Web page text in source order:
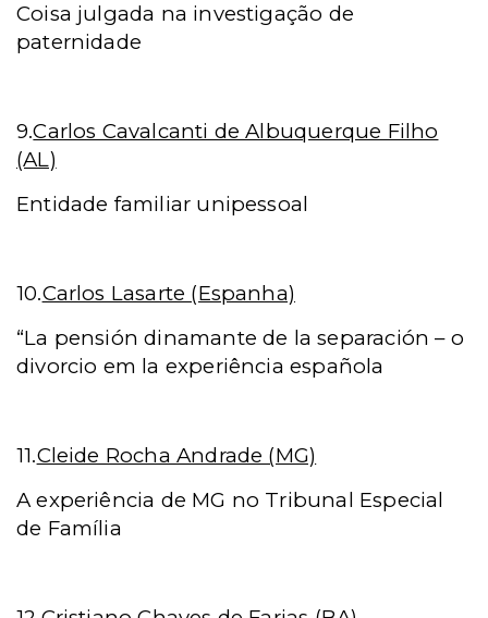
Coisa julgada na investigação de
paternidade
9.Carlos Cavalcanti de Albuquerque Filho
(AL)
Entidade familiar unipessoal
10.Carlos Lasarte (Espanha)
“La pensión dinamante de la separación – o
divorcio em la experiência española
11.Cleide Rocha Andrade (MG)
A experiência de MG no Tribunal Especial
de Família